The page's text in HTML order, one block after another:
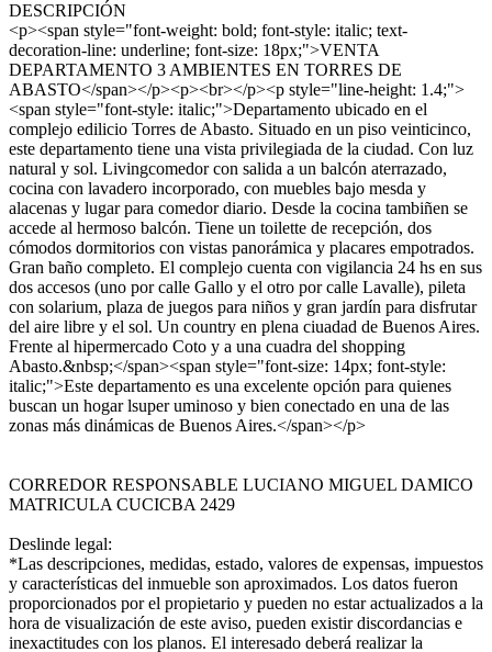
DESCRIPCIÓN
<p><span style="font-weight: bold; font-style: italic; text-
decoration-line: underline; font-size: 18px;">VENTA
DEPARTAMENTO 3 AMBIENTES EN TORRES DE
ABASTO</span></p><p><br></p><p style="line-height: 1.4;">
<span style="font-style: italic;">Departamento ubicado en el
complejo edilicio Torres de Abasto. Situado en un piso veinticinco,
este departamento tiene una vista privilegiada de la ciudad. Con luz
natural y sol. Livingcomedor con salida a un balcón aterrazado,
cocina con lavadero incorporado, con muebles bajo mesda y
alacenas y lugar para comedor diario. Desde la cocina tambiñen se
accede al hermoso balcón. Tiene un toilette de recepción, dos
cómodos dormitorios con vistas panorámica y placares empotrados.
Gran baño completo. El complejo cuenta con vigilancia 24 hs en sus
dos accesos (uno por calle Gallo y el otro por calle Lavalle), pileta
con solarium, plaza de juegos para niños y gran jardín para disfrutar
del aire libre y el sol. Un country en plena ciuadad de Buenos Aires.
Frente al hipermercado Coto y a una cuadra del shopping
Abasto.&nbsp;</span><span style="font-size: 14px; font-style:
italic;">Este departamento es una excelente opción para quienes
buscan un hogar lsuper uminoso y bien conectado en una de las
zonas más dinámicas de Buenos Aires.</span></p>
CORREDOR RESPONSABLE LUCIANO MIGUEL DAMICO
MATRICULA CUCICBA 2429
Deslinde legal:
*Las descripciones, medidas, estado, valores de expensas, impuestos
y características del inmueble son aproximados. Los datos fueron
proporcionados por el propietario y pueden no estar actualizados a la
hora de visualización de este aviso, pueden existir discordancias e
inexactitudes con los planos. El interesado deberá realizar la